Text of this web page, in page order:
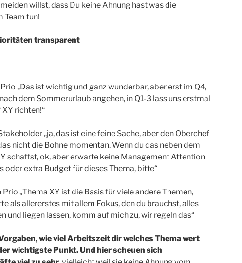
willst, dass Du keine Ahnung hast was die
Team tun!
transparent
„Das ist wichtig und ganz wunderbar, aber erst im Q4,
dem Sommerurlaub angehen, in Q1-3 lass uns erstmal
richten!“
„ja, das ist eine feine Sache, aber den Oberchef
nicht die Bohne momentan. Wenn du das neben dem
schaffst, ok, aber erwarte keine Management Attention
oder extra Budget für dieses Thema, bitte“
Prio „Thema XY ist die Basis für viele andere Themen,
als allererstes mit allem Fokus, den du brauchst, alles
und liegen lassen, komm auf mich zu, wir regeln das“
wie viel Arbeitszeit dir welches Thema wert
wichtigste Punkt. Und hier scheuen sich